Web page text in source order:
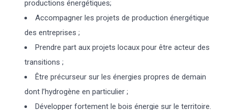
productions énergétiques;
Accompagner les projets de production énergétique
des entreprises ;
Prendre part aux projets locaux pour être acteur des
transitions ;
Être précurseur sur les énergies propres de demain
dont l’hydrogène en particulier ;
Développer fortement le bois énergie sur le territoire.